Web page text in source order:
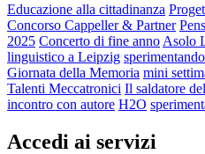
Educazione alla cittadinanza
Concorso Cappeller & Partner
2025 Concerto di fine anno Asolo
linguistico a Leipzig sperimentando
Giornata della Memoria mini
Talenti Meccatronici Il saldatore
incontro con autore H2O
Accedi ai servizi